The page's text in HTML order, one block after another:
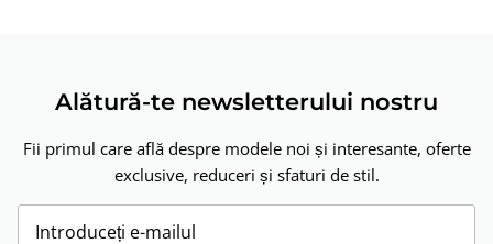
Alătură-te newsletterului nostru
Fii primul care află despre modele noi și interesante, oferte
exclusive, reduceri și sfaturi de stil.